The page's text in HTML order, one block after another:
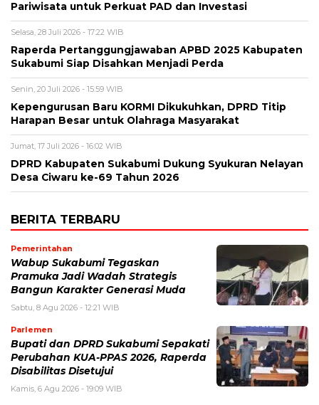
Pariwisata untuk Perkuat PAD dan Investasi
Selasa, 28 Juli 2026 - 17:22 WIB
Raperda Pertanggungjawaban APBD 2025 Kabupaten
Sukabumi Siap Disahkan Menjadi Perda
Senin, 20 Juli 2026 - 15:59 WIB
Kepengurusan Baru KORMI Dikukuhkan, DPRD Titip
Harapan Besar untuk Olahraga Masyarakat
Jumat, 17 Juli 2026 - 16:02 WIB
DPRD Kabupaten Sukabumi Dukung Syukuran Nelayan
Desa Ciwaru ke-69 Tahun 2026
BERITA TERBARU
Pemerintahan
Wabup Sukabumi Tegaskan
Pramuka Jadi Wadah Strategis
Bangun Karakter Generasi Muda
Sabtu, 8 Agu 2026 - 12:21 WIB
Parlemen
Bupati dan DPRD Sukabumi Sepakati
Perubahan KUA-PPAS 2026, Raperda
Disabilitas Disetujui
Kamis, 6 Agu 2026 - 19:09 WIB